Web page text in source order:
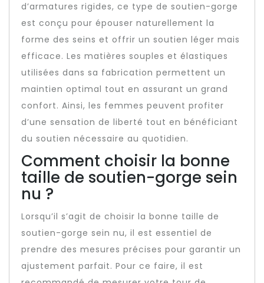
d’armatures rigides, ce type de soutien-gorge
est conçu pour épouser naturellement la
forme des seins et offrir un soutien léger mais
efficace. Les matières souples et élastiques
utilisées dans sa fabrication permettent un
maintien optimal tout en assurant un grand
confort. Ainsi, les femmes peuvent profiter
d’une sensation de liberté tout en bénéficiant
du soutien nécessaire au quotidien.
Comment choisir la bonne
taille de soutien-gorge sein
nu ?
Lorsqu’il s’agit de choisir la bonne taille de
soutien-gorge sein nu, il est essentiel de
prendre des mesures précises pour garantir un
ajustement parfait. Pour ce faire, il est